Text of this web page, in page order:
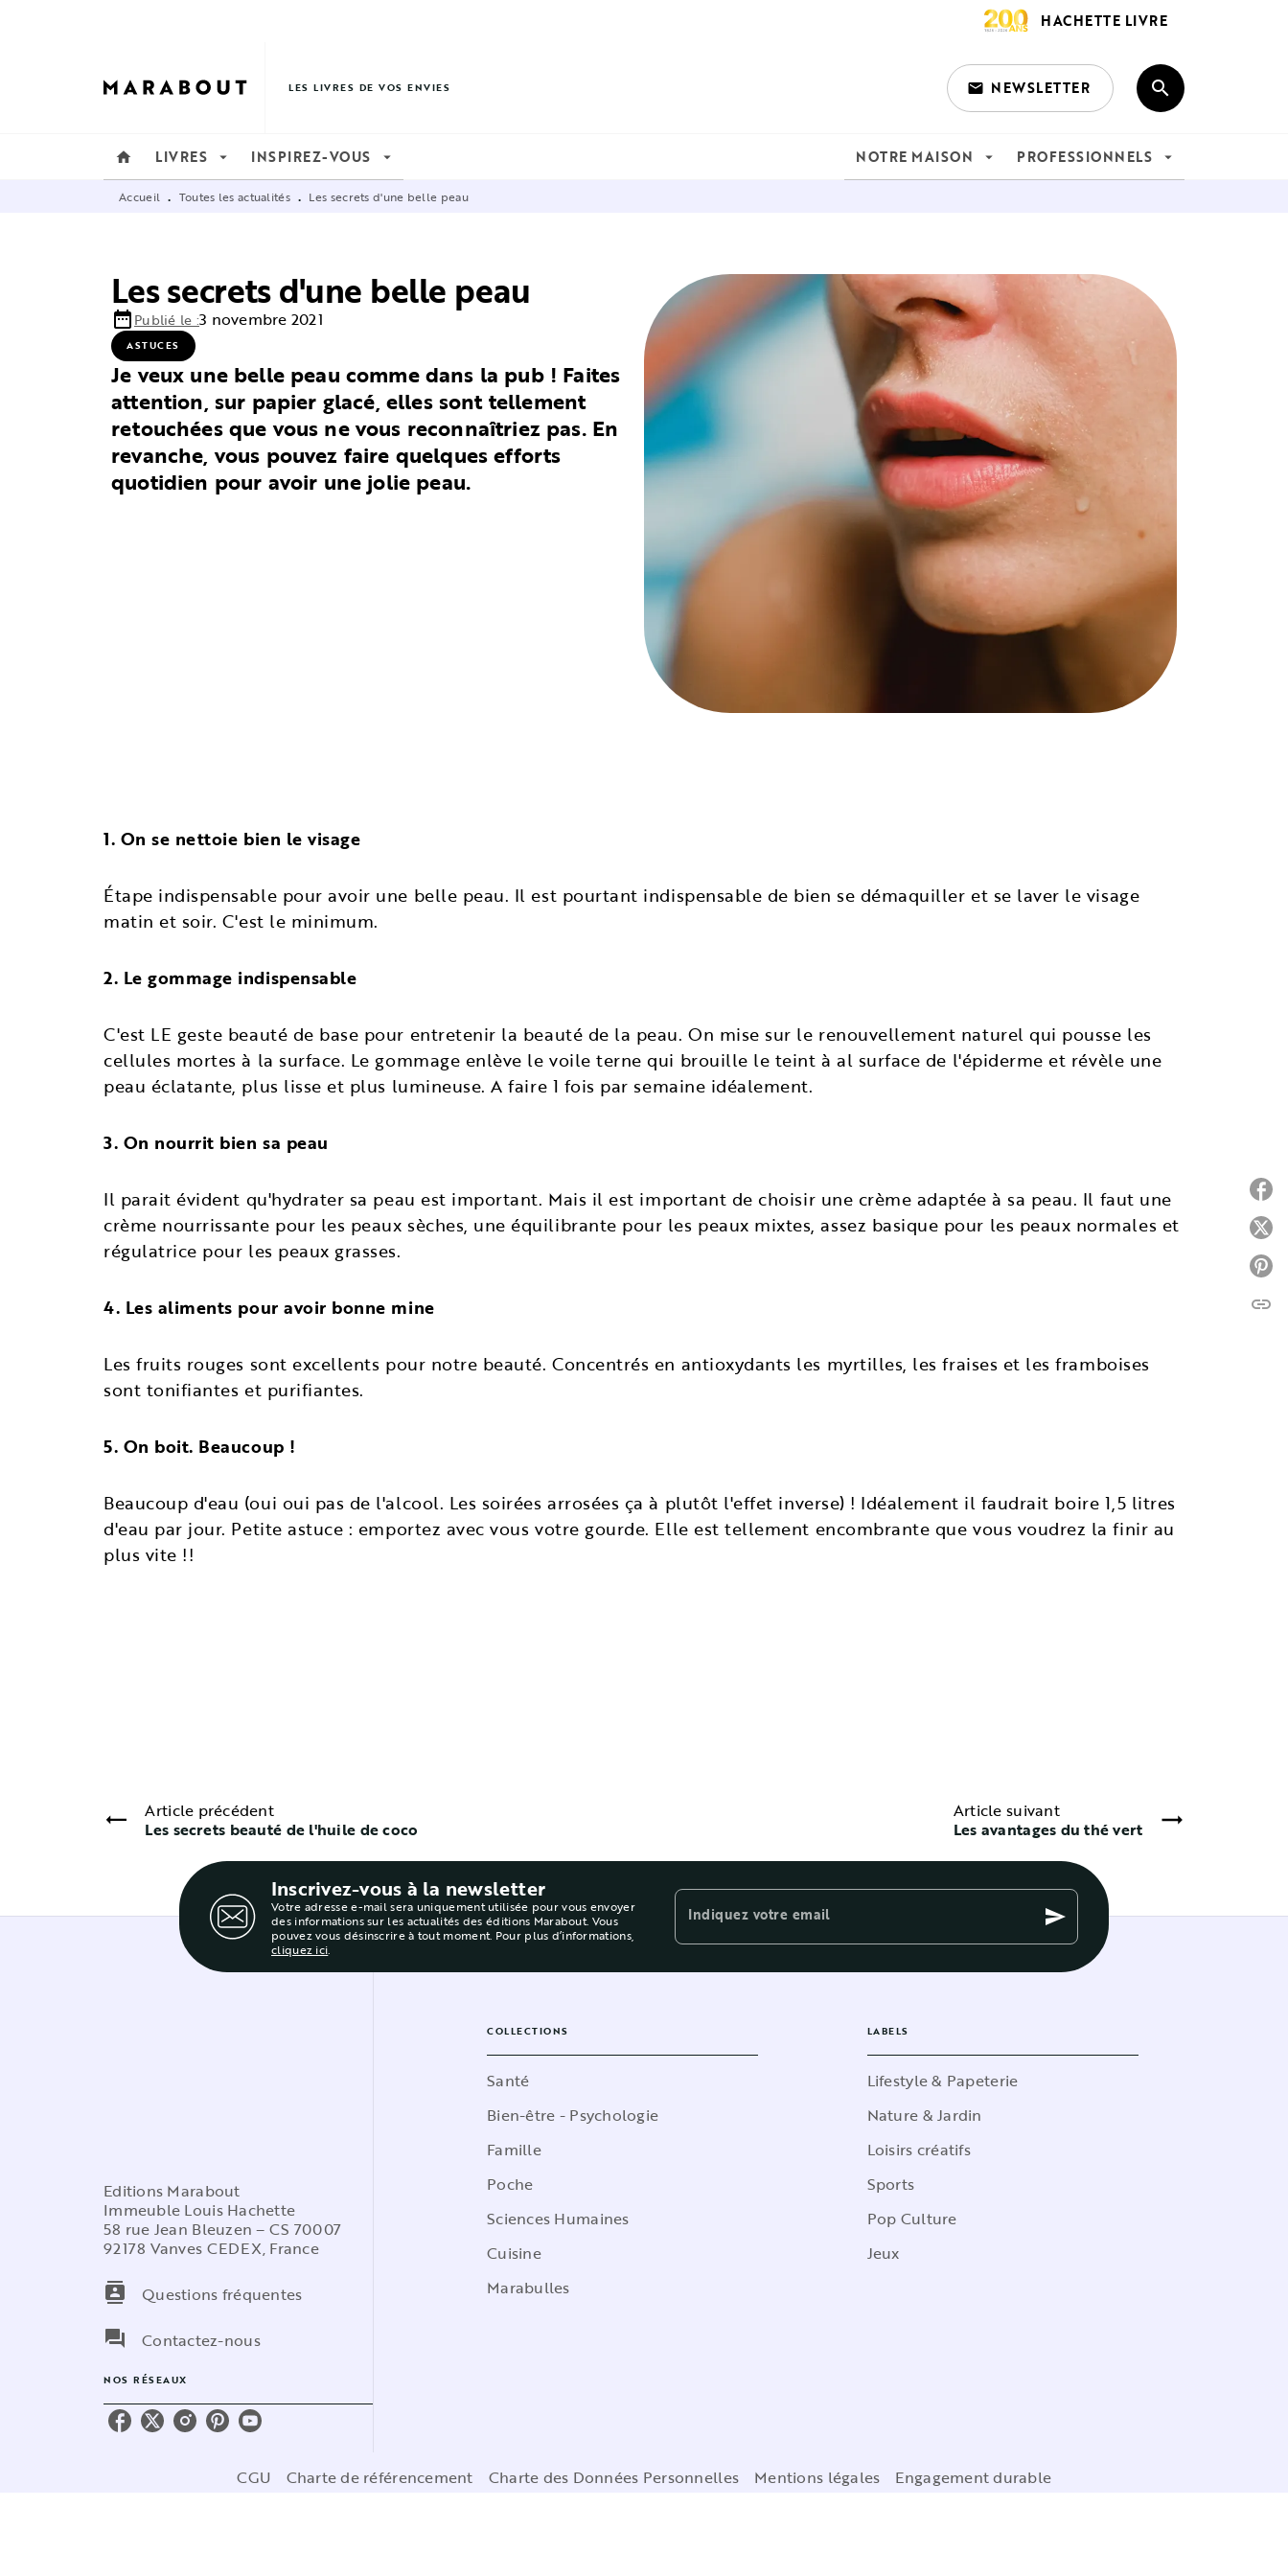
HACHETTE LIVRE
LES LIVRES DE VOS ENVIES email NEWSLETTER search
home LIVRES arrow_drop_down INSPIREZ-VOUS arrow_drop_down NOTRE MAISON arrow_drop_down PROFESSIONNELS arrow_drop_down
Accueil • Toutes les actualités • Les secrets d'une belle peau
Les secrets d'une belle peau
date_rangePublié le :3 novembre 2021
ASTUCES
Je veux une belle peau comme dans la pub ! Faites
attention, sur papier glacé, elles sont tellement
retouchées que vous ne vous reconnaîtriez pas. En
revanche, vous pouvez faire quelques efforts
quotidien pour avoir une jolie peau.
1. On se nettoie bien le visage
Étape indispensable pour avoir une belle peau. Il est pourtant indispensable de bien se démaquiller et se laver le visage
matin et soir. C'est le minimum.
2. Le gommage indispensable
C'est LE geste beauté de base pour entretenir la beauté de la peau. On mise sur le renouvellement naturel qui pousse les
cellules mortes à la surface. Le gommage enlève le voile terne qui brouille le teint à al surface de l'épiderme et révèle une
peau éclatante, plus lisse et plus lumineuse. A faire 1 fois par semaine idéalement.
3. On nourrit bien sa peau
Il parait évident qu'hydrater sa peau est important. Mais il est important de choisir une crème adaptée à sa peau. Il faut une
crème nourrissante pour les peaux sèches, une équilibrante pour les peaux mixtes, assez basique pour les peaux normales et
régulatrice pour les peaux grasses.
4. Les aliments pour avoir bonne mine
Les fruits rouges sont excellents pour notre beauté. Concentrés en antioxydants les myrtilles, les fraises et les framboises
sont tonifiantes et purifiantes.
5. On boit. Beaucoup !
Beaucoup d'eau (oui oui pas de l'alcool. Les soirées arrosées ça à plutôt l'effet inverse) ! Idéalement il faudrait boire 1,5 litres
d'eau par jour. Petite astuce : emportez avec vous votre gourde. Elle est tellement encombrante que vous voudrez la finir au
plus vite !!
link
Article précédent
Les secrets beauté de l'huile de coco
Article suivant
Les avantages du thé vert
Inscrivez-vous à la newsletter
Votre adresse e-mail sera uniquement utilisée pour vous envoyer
des informations sur les actualités des éditions Marabout. Vous
pouvez vous désinscrire à tout moment. Pour plus d’informations,
cliquez ici.
Indiquez votre email send
Editions Marabout
Immeuble Louis Hachette
58 rue Jean Bleuzen – CS 70007
92178 Vanves CEDEX, France
contacts
Questions fréquentes
question_answer
Contactez-nous
NOS RÉSEAUX
COLLECTIONS
Santé
Bien-être - Psychologie
Famille
Poche
Sciences Humaines
Cuisine
Marabulles
LABELS
Lifestyle & Papeterie
Nature & Jardin
Loisirs créatifs
Sports
Pop Culture
Jeux
CGU Charte de référencement Charte des Données Personnelles Mentions légales Engagement durable